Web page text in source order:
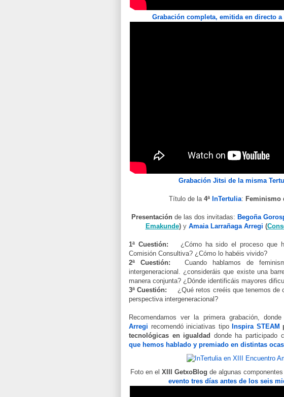
Grabación completa, emitida en directo a
Grabación Jitsi de la misma
Título de la 4ª InTertulia: Feminismo
Presentación de las dos invitadas: Begoña
Emakunde) y Amaia Larrañaga Arregi (
1ª Cuestión:
¿Cómo ha sido el proceso que
Comisión Consultiva? ¿Cómo lo habéis vivido?
2ª Cuestión:
Cuando hablamos de
intergeneracional. ¿consideráis que existe una
manera conjunta? ¿Dónde identificáis mayores
3ª Cuestión:
¿Qué retos creéis que tenemos de
perspectiva intergeneracional?
Recomendamos ver la primera grabación,
Arregi recomendó iniciativas tipo Inspira STEAM
tecnológicas en igualdad donde ha participado
que hemos hablado y premiado en distintas
Foto en el XIII GetxoBlog de algunas
evento tres días antes de los seis